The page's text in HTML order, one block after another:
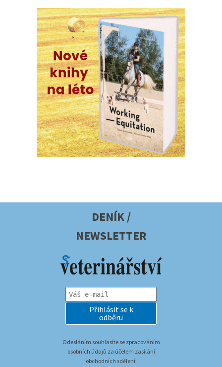
DENÍK /
NEWSLETTER
Přihlásit se k
odběru
Odesláním souhlasíte se zpracováním
osobních údajů za účelem zasílání
obchodních sdělení.